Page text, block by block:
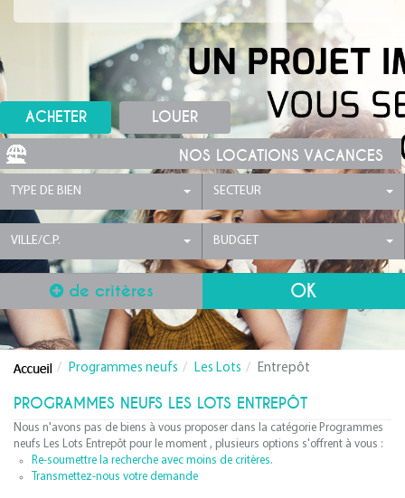
ACHETER LOUER
NOS LOCATIONS VACANCES
TYPE DE BIEN SECTEUR
VILLE/C.P. BUDGET
de critères
Programmes neufs Les Lots Entrepôt
PROGRAMMES NEUFS LES LOTS ENTREPÔT
Nous n'avons pas de biens à vous proposer dans la catégorie Programmes
neufs Les Lots Entrepôt pour le moment , plusieurs options s'offrent à vous :
Re-soumettre la recherche avec moins de critères.
Transmettez-nous votre demande